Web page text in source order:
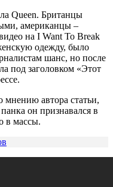
Queen. Британцы
американцы –
на I Want To Break
одежду, было
шанс, но после
под заголовком «Этот
автора статьи,
он признавался в
в массы.